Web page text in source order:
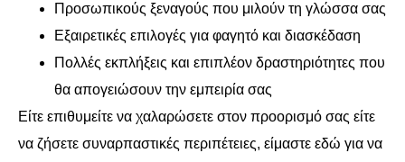
Προσωπικούς ξεναγούς που μιλούν τη γλώσσα σας
Εξαιρετικές επιλογές για φαγητό και διασκέδαση
Πολλές εκπλήξεις και επιπλέον δραστηριότητες που
θα απογειώσουν την εμπειρία σας
Είτε επιθυμείτε να χαλαρώσετε στον προορισμό σας είτε
να ζήσετε συναρπαστικές περιπέτειες, είμαστε εδώ για να